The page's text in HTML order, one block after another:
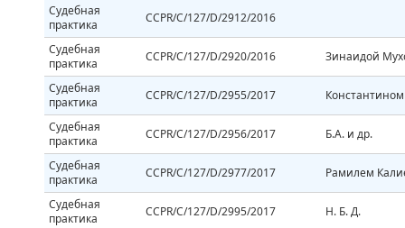
Судебная
практика
CCPR/C/127/D/2912/2016
Судебная
практика
CCPR/C/127/D/2920/2016 Зинаидой
Судебная
практика
CCPR/C/127/D/2955/2017
Судебная
практика
CCPR/C/127/D/2956/2017 Б.А. и др.
Судебная
практика
CCPR/C/127/D/2977/2017 Рамилем
Судебная
практика
CCPR/C/127/D/2995/2017 Н. Б. Д.